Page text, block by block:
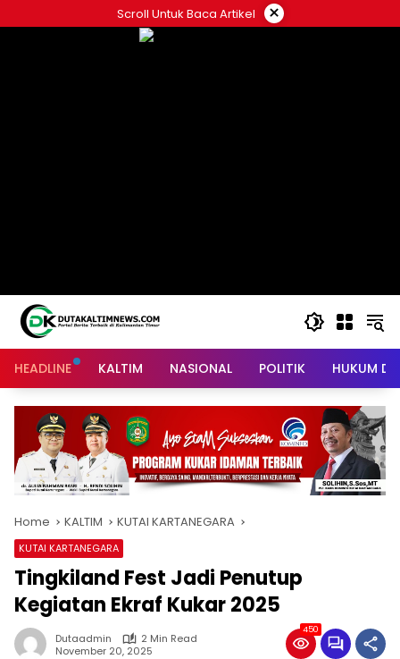
to
Scroll Untuk Baca Artikel ×
HEADLINE KALTIM NASIONAL POLITIK HUKUM
Home KALTIM KUTAI KARTANEGARA
KUTAI KARTANEGARA
Tingkiland Fest Jadi Penutup
Kegiatan Ekraf Kukar 2025
Dutaadmin
2 Min Read
November 20, 2025
450